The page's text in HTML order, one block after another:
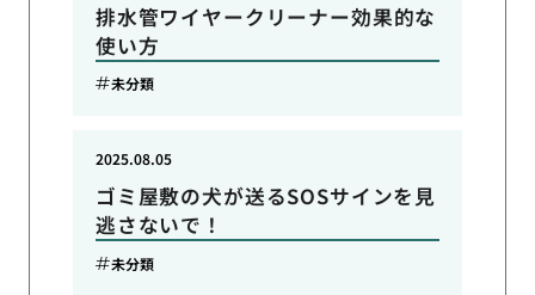
排水管ワイヤークリーナー効果的な
使い方
未分類
ゴミ屋敷の犬が送るSOSサインを見
逃さないで！
2025.08.05
未分類